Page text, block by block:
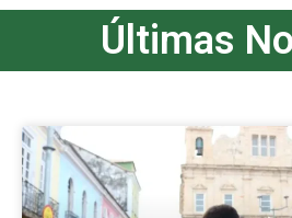
Últimas